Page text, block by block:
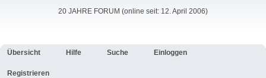
20 JAHRE FORUM (online seit: 12. April 2006)
Übersicht Hilfe Suche Einloggen
Registrieren